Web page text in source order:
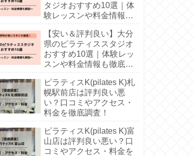
タジオおすすめ10選｜体
験レッスンや料金情報も
【安い＆評判良い】大分
県のピラティススタジオ
おすすめ10選｜体験レッ
スンや料金情報も徹底解
ピラティスK(pilates K)札
幌駅前店は評判良い悪
い？口コミやアクセス・
料金を徹底調査！
ピラティスK(pilates K)富
山店は評判良い悪い？口
コミやアクセス・料金を